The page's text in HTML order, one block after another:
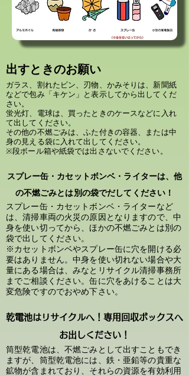
出すときのお願い
ガラス、割れたビン、刃物、かみそりは、新聞紙
などで包み「キケン」と表示してから出してくだ
さい。
蛍光灯、電球は、買ったときのケースなどに入れ
て出してください。
その他の不燃ごみは、ふた付きの容器、または中
身の見える袋に入れて出してください。
※段ボール箱や紙袋では出さないでください。
スプレー缶・カセットボンベ・ライターは、他
の不燃ごみとは別の袋でだしてください！
スプレー缶・カセットボンベ・ライターなど
は、清掃車両の火災の原因となりますので、中
身を使い切ってから、ほかの不燃ごみとは別の
袋で出してください。
※カセットボンベやスプレー缶に穴を開ける必
要はありません。中身を使い切れない場合や大
量にある場合は、みなとリサイクル清掃事務所
までご相談ください。缶に穴をあけることは大
変危険ですのでおやめ下さい。
​乾電池はリサイクルへ！専用回収ボックスへ
お出しください！
筒型乾電池は、不燃ごみとして出すこともでき
ますが、筒型乾電池には、鉄・亜鉛等の貴重な
鉱物が含まれており、それらの資源を有効利用